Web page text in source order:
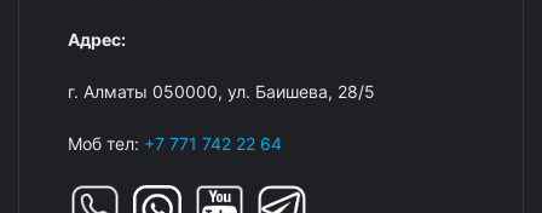
Адрес:
г. Алматы 050000, ул. Баишева, 28/5
Моб тел: +7 771 742 22 64